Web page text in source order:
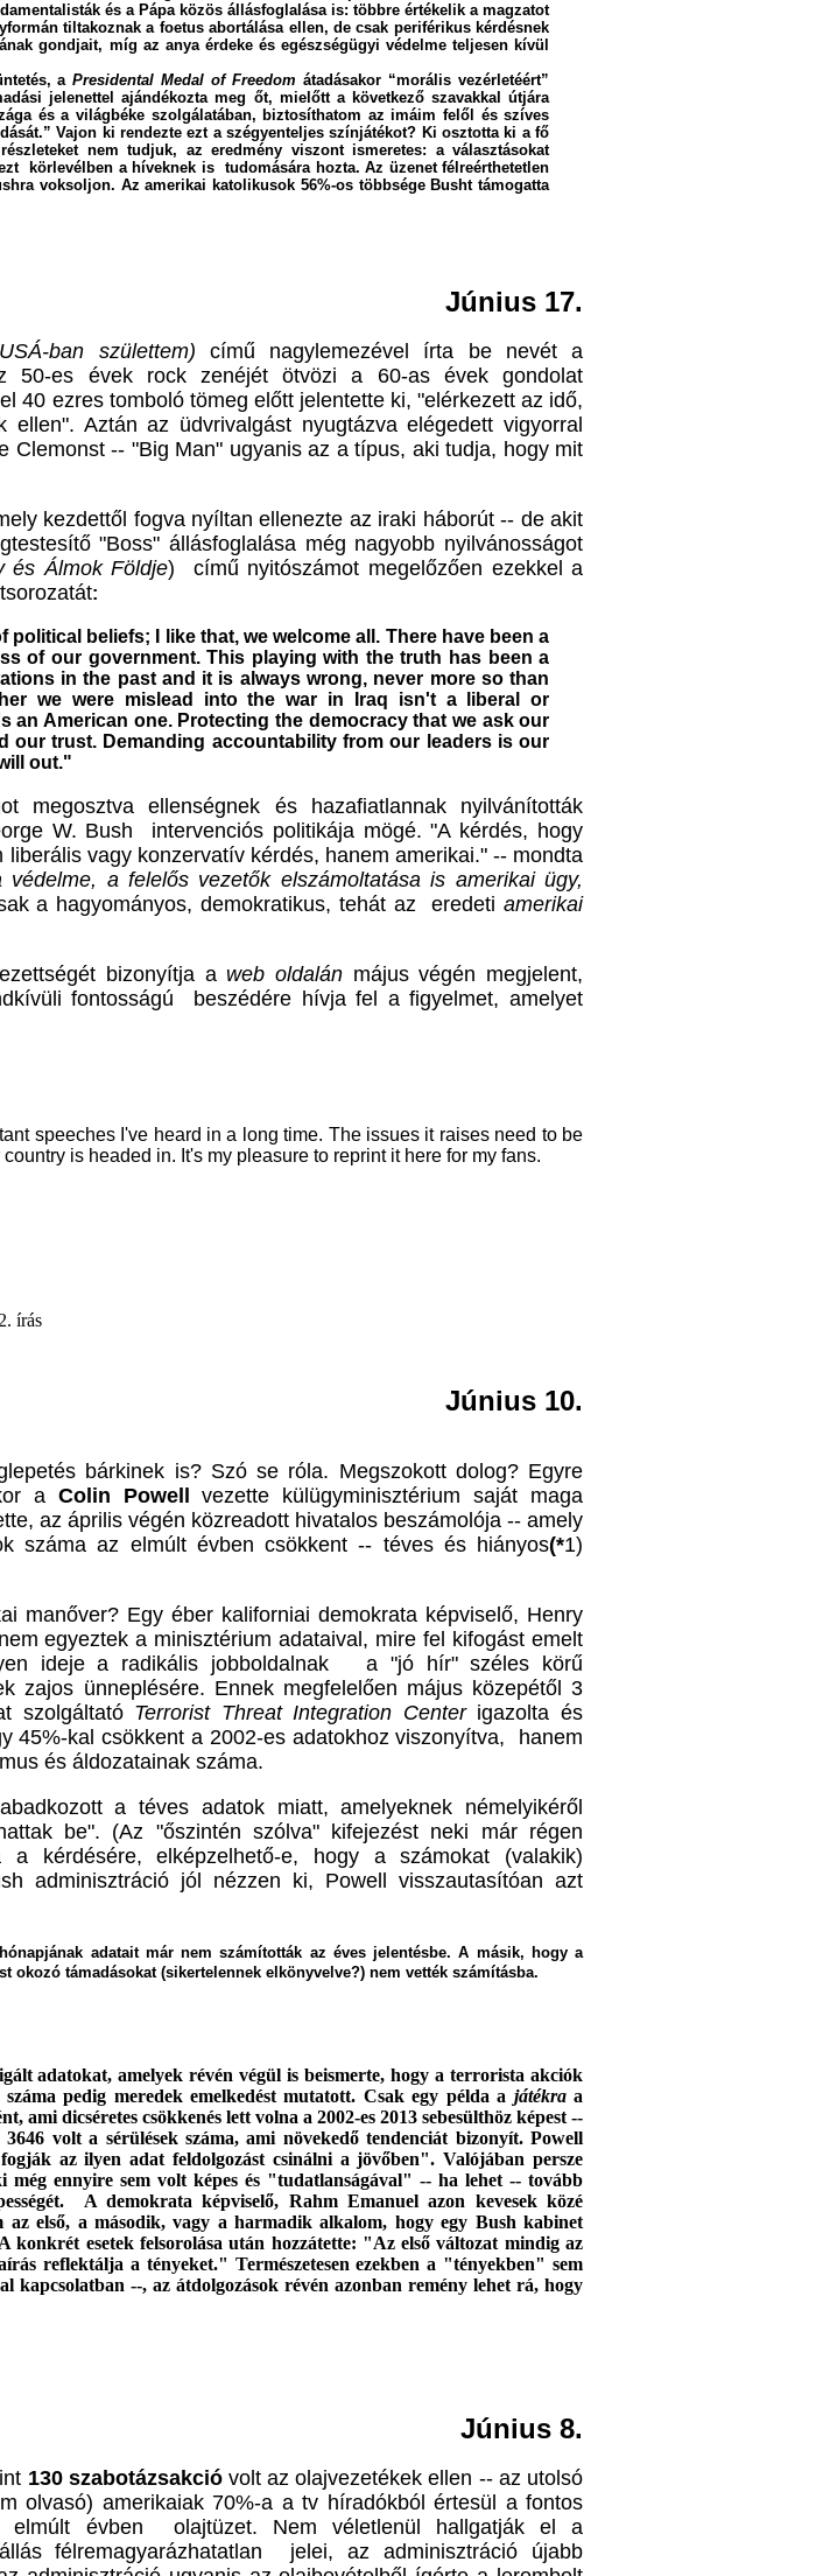
és a Pápa közös állásfoglalása is: többre értékeli k a magzatot
tiltakoznak a foetus abortálása ellen, de csak periférikuskérdésnek
gondjait, míg az anya érdeke és egészségügyi védelme teljesen kívül
aPresidental Medal of Freedom átadásakor “morális vezérletéért”
jelenettel ajándékozta meg őt, mielőtt a következő szavakkal útjára
és a világbéke szolgálatában, biztosíthatom az imáim felől és szíves
Vajon ki rendezte ezt a szégyenteljes színjátékot? Ki osztotta ki a fő
nem tudjuk, az eredmény viszont ismeretes: a választásokat
körlevélben a híveknek is tudomására hozta. Az üzenet félreérthetetlen
voksoljon. Az amerikai katolikusok 56%-os többsége Busht támogatta
Június 17.
ban születtem) című nagylemezével írta be nevét a
50-es évek rock zenéjét ötvözi a 60-as évek gondolat
40 ezres tomboló tömeg előtt jelentette ki, "elérkezett az idő,
Aztán az üdvrivalgást nyugtázva elégedett vigyorral
Clemonst -- "Big Man" ugyanis az a típus, aki tudja, hogy mit
kezdettől fogva nyíltan ellenezte az iraki háborút -- de akit
"Boss" állásfoglalása még nagyobb nyilvánosságot
és Álmok Földje) című nyitószámot megelőzően ezekkel a
:
beliefs; I like that, we welcome all. There have been a
of our government. This playing with the truth has been a
in the past and it is always wrong, never more so than
we were mislead into the war in Iraq isn't a liberal or
American one. Protecting the democracy that we ask our
trust. Demanding accountability from our leaders is our
out."
megosztva ellenségnek és hazafiatlannak nyilvánították
W. Bush intervenciós politikája mögé. "A kérdés, hogy
vagy konzervatív kérdés, hanem amerikai." -- mondta
védelme, a felelős vezetők elszámoltatása is amerikai ügy,
a hagyományos, demokratikus, tehát az eredeti amerikai
bizonyítja a web oldalán május végén megjelent,
fontosságú beszédére hívja fel a figyelmet, amelyet
speeches I've heard in a long time. The issues it raises need to be
is headed in. It's my pleasure to reprint it here for my fans.
írás
Június 10.
bárkinek is? Szó se róla. Megszokott dolog? Egyre
a Colin Powellvezette külügyminisztérium
saját maga
az április végén közreadott hivatalos beszámolója -- amely
száma az elmúlt évben csökkent -- téves és hiányos(*1)
manőver? Egy éber kaliforniai demokrata képviselő, Henry
egyeztek a minisztérium adataival, mire fel kifogást emelt
ideje a radikális jobboldalnak a "jó hír" széles körű
zajos ünneplésére. Ennek megfelelően május közepétől 3
szolgáltató Terrorist Threat Integration Center igazolta és
45%-kal csökkent a 2002-es adatokhoz viszonyítva, hanem
és áldozatainak száma.
a téves adatok miatt, amelyeknek némelyikéről
be". (Az "őszintén szólva" kifejezést neki már régen
kérdésére, elképzelhető-e, hogy a számokat (valakik)
adminisztráció jól nézzen ki, Powell visszautasítóan azt
adatait már nem számították az éves jelentésbe. A másik, hogy a
támadásokat (sikertelennek elkönyvelve?) nem vették számításba.
adatokat, amelyek révén végül is beismerte, hogy a terrorista akciók
pedig meredek emelkedést mutatott. Csak egy példa a játékraa
dicséretes csökkenés lett volna a 2002-es 2013 sebesülthöz képest --
volt a sérülések száma, ami növekedő tendenciát bizonyít. Powell
az ilyen adat feldolgozást csinálni a jövőben". Valójában persze
még ennyire sem volt képes és "tudatlanságával" -- ha lehet -- tovább
A demokrata képviselő, Rahm Emanuel azon kevesek közé
első, a második, vagy a harmadik alkalom, hogy egy Bush kabinet
esetek felsorolása után hozzátette: "Az első változat mindig az
reflektálja a tényeket." Természetesen ezekben a "tényekben" sem
kapcsolatban --, az átdolgozások révén azonban remény lehet rá, hogy
Június 8.
130 szabotázsakció volt az olajvezetékek ellen -- az utolsó
olvasó) amerikaiak 70%-a a tv híradókból értesül a fontos
elmúlt évben olajtüzet. Nem véletlenül hallgatják el a
félremagyarázhatatlan jelei, az adminisztráció újabb